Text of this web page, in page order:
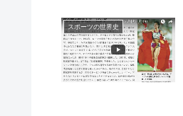
スポーツの世界史